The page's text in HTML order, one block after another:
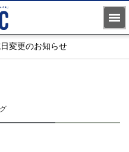
変更のお知らせ